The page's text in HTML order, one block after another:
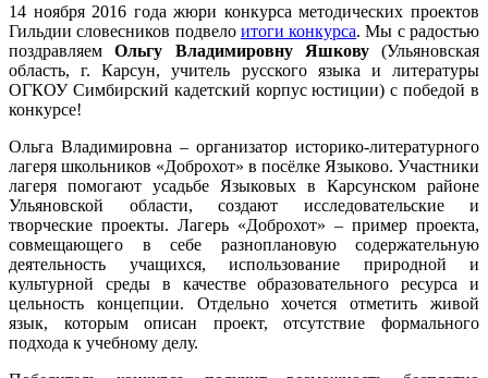
14 ноября 2016 года жюри конкурса методических проектов
Гильдии словесников подвело итоги конкурса. Мы с радостью
поздравляемОльгу Владимировну Яшкову(Ульяновская
область, г. Карсун, учитель русского языка и литературы
ОГКОУ Симбирский кадетский корпус юстиции) с победой в
конкурсе!
Ольга Владимировна – организатор историко-литературного
лагеря школьников «Доброхот» в посёлке Языково. Участники
лагеря помогают усадьбе Языковых в Карсунском районе
Ульяновской области, создают исследовательские и
творческие проекты. Лагерь «Доброхот» – пример проекта,
совмещающего в себе разноплановую содержательную
деятельность учащихся, использование природной и
культурной среды в качестве образовательного ресурса и
цельность концепции. Отдельно хочется отметить живой
язык, которым описан проект, отсутствие формального
подхода к учебному делу.